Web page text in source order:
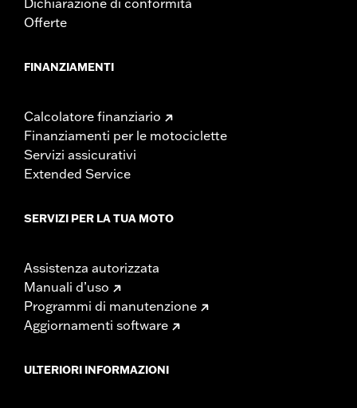
Offerte
FINANZIAMENTI
Calcolatore finanziario
Finanziamenti per le motociclette
Servizi assicurativi
Extended Service
SERVIZI PER LA TUA MOTO
Assistenza autorizzata
Manuali d’uso
Programmi di manutenzione
Aggiornamenti software
ULTERIORI INFORMAZIONI